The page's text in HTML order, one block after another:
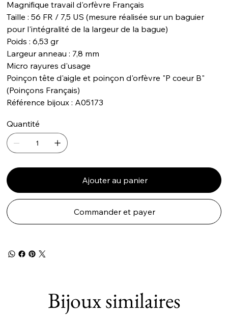
Magnifique travail d'orfèvre Français
Taille : 56 FR / 7,5 US (mesure réalisée sur un baguier
pour l'intégralité de la largeur de la bague)
Poids : 6,53 gr
Largeur anneau : 7,8 mm
Micro rayures d'usage
Poinçon tête d'aigle et poinçon d'orfèvre "P coeur B"
(Poinçons Français)
Référence bijoux : A05173
Quantité
Ajouter au panier
Commander et payer
Bijoux similaires